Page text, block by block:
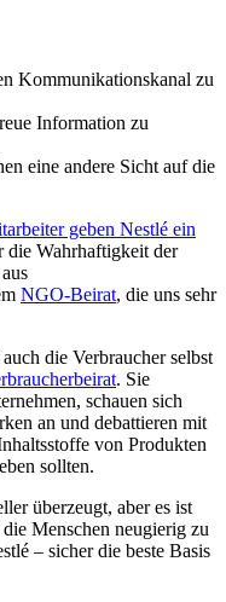
Kommunikationskanal zu
Information zu
eine andere Sicht auf die
geben Nestlé ein
die Wahrhaftigkeit der
NGO-Beirat, die uns sehr
die Verbraucher selbst
. Sie
schauen sich
an und debattieren mit
von Produkten
sollten.
überzeugt, aber es ist
Menschen neugierig zu
– sicher die beste Basis